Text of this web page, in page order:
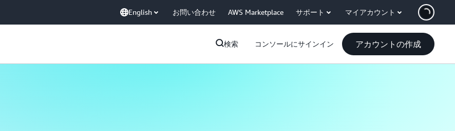
English お問い合わせ AWS Marketplace サポート マイアカウント
検索 コンソールにサインイン アカウントの作成